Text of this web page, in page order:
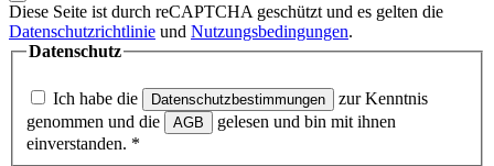
Diese Seite ist durch reCAPTCHA geschützt und es gelten die
Datenschutzrichtlinie und Nutzungsbedingungen.
Datenschutz
Ich habe die Datenschutzbestimmungen
zur Kenntnis
genommen und die
AGB
gelesen und bin mit ihnen
einverstanden. *